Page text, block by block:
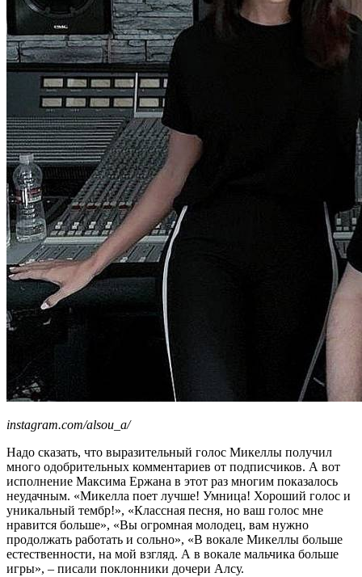
instagram.com/alsou_a/
Надо сказать, что выразительный голос Микеллы получил
много одобрительных комментариев от подписчиков. А вот
исполнение Максима Ержана в этот раз многим показалось
неудачным. «Микелла поет лучше! Умница! Хороший голос и
уникальный тембр!», «Классная песня, но ваш голос мне
нравится больше», «Вы огромная молодец, вам нужно
продолжать работать и сольно», «В вокале Микеллы больше
естественности, на мой взгляд. А в вокале мальчика больше
игры», – писали поклонники дочери Алсу.